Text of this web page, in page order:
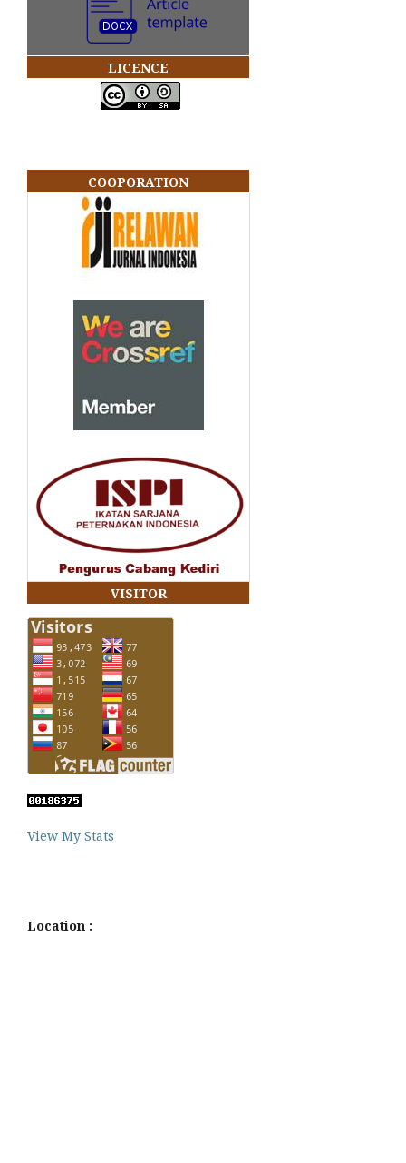
LICENCE
COOPORATION
VISITOR
View My Stats
Location :